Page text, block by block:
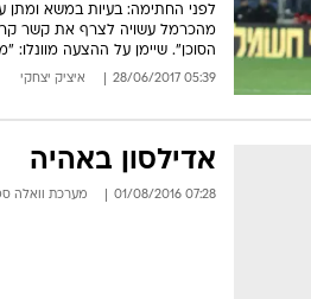
לפני החתימה: בעיות במשא ומתן
מהכרמל עשויה לצרף את קשר
הסוכן". שיימן על ההצעה
05:39 28/06/2017 איציק יצחקי
אדילסון באהיה
07:28 01/08/2016 מערכת וואלה